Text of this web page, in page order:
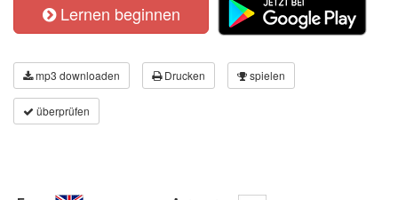
Lernen beginnen
mp3 downloaden Drucken spielen
überprüfen